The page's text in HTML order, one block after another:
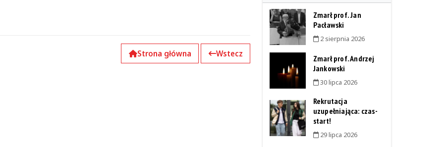
Strona główna Wstecz
Zmarł prof. Jan
Pacławski
2 sierpnia 2026
Zmarł prof. Andrzej
Jankowski
30 lipca 2026
Rekrutacja
uzupełniająca: czas-
start!
29 lipca 2026